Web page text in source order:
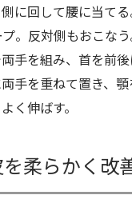
に回して腰に当て
。反対側もおこなう
手を組み、首を前
手を重ねて置き、
く伸ばす。
柔らかく改